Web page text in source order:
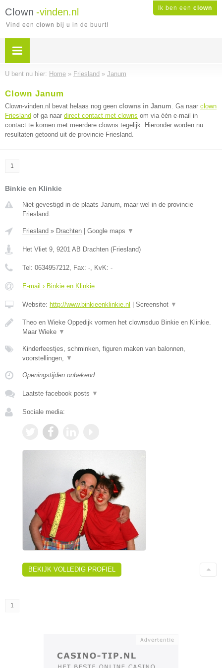
Ik ben een clown
Clown -vinden.nl
Vind een clown bij u in de buurt!
U bent nu hier: Home » Friesland » Janum
Clown Janum
Clown-vinden.nl bevat helaas nog geen clowns in Janum. Ga naar clown
Friesland of ga naar direct contact met clowns om via één e-mail in
contact te komen met meerdere clowns tegelijk. Hieronder worden nu
resultaten getoond uit de provincie Friesland.
1
Binkie en Klinkie
Niet gevestigd in de plaats Janum, maar wel in de provincie
Friesland.
Friesland » Drachten Google maps ▼
Het Vliet 9, 9201 AB Drachten (Friesland)
Tel: 0634957212, Fax: -, KvK: -
E-mail › Binkie en Klinkie
Website: http://www.binkieenklinkie.nl Screenshot ▼
Theo en Wieke Oppedijk vormen het clownsduo Binkie en Klinkie.
Maar Wieke ▼
Kinderfeestjes, schminken, figuren maken van balonnen,
voorstellingen, ▼
Openingstijden onbekend
Laatste facebook posts ▼
Sociale media:
BEKIJK VOLLEDIG PROFIEL
1